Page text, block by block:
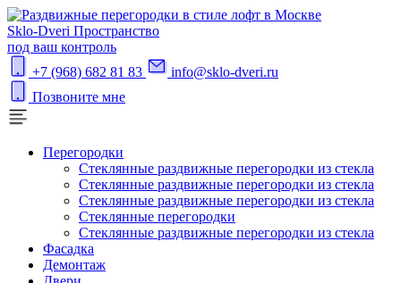
Sklo-Dveri Пространство
под ваш контроль
+7 (968) 682 81 83
info@sklo-dveri.ru
Позвоните мне
Перегородки
Стеклянные раздвижные перегородки из стекла
Стеклянные раздвижные перегородки из стекла
Стеклянные раздвижные перегородки из стекла
Стеклянные перегородки
Стеклянные раздвижные перегородки из стекла
Фасадка
Демонтаж